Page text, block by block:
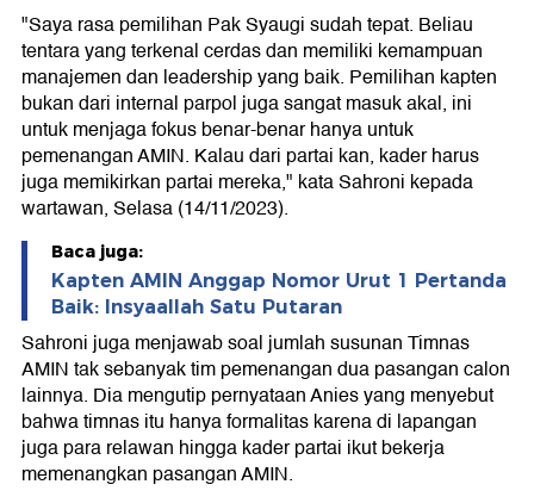
"Saya rasa pemilihan Pak Syaugi sudah tepat. Beliau
tentara yang terkenal cerdas dan memiliki kemampuan
manajemen dan leadership yang baik. Pemilihan kapten
bukan dari internal parpol juga sangat masuk akal, ini
untuk menjaga fokus benar-benar hanya untuk
pemenangan AMIN. Kalau dari partai kan, kader harus
juga memikirkan partai mereka," kata Sahroni kepada
wartawan, Selasa (14/11/2023).
Baca juga:
Kapten AMIN Anggap Nomor Urut 1 Pertanda
Baik: Insyaallah Satu Putaran
Sahroni juga menjawab soal jumlah susunan Timnas
AMIN tak sebanyak tim pemenangan dua pasangan calon
lainnya. Dia mengutip pernyataan Anies yang menyebut
bahwa timnas itu hanya formalitas karena di lapangan
juga para relawan hingga kader partai ikut bekerja
memenangkan pasangan AMIN.